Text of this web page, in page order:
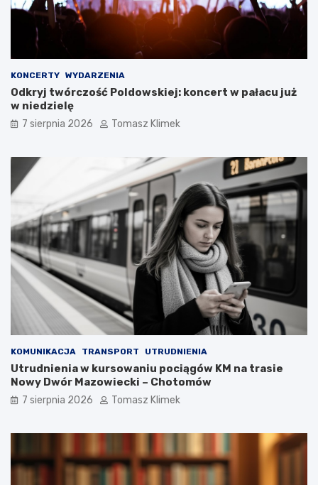
KONCERTY WYDARZENIA
Odkryj twórczość Poldowskiej: koncert w pałacu już
w niedzielę
7 sierpnia 2026 Tomasz Klimek
KOMUNIKACJA TRANSPORT UTRUDNIENIA
Utrudnienia w kursowaniu pociągów KM na trasie
Nowy Dwór Mazowiecki – Chotomów
7 sierpnia 2026 Tomasz Klimek